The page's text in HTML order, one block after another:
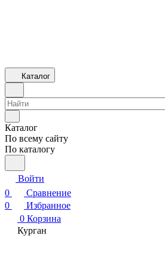
Каталог
Каталог
По всему сайту
По каталогу
Войти
0
Сравнение
0
Избранное
0 Корзина
Курган